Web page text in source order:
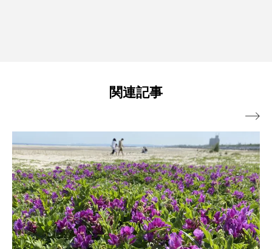
関連記事
